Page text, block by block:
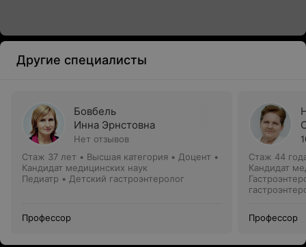
Другие специалисты
Бовбель
Инна Эрнстовна
Нет отзывов
Стаж 37 лет • Высшая категория • Доцент •
Кандидат медицинских наук
Педиатр • Детский гастроэнтеролог
Профессор
Стаж 44
Кандидат
Профессор